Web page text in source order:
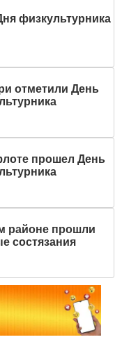
физкультурника
отметили День
прошел День
районе прошли
состязания